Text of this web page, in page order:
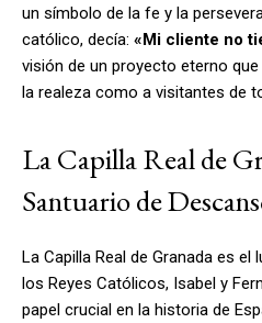
un símbolo de la fe y la
católico, decía: «Mi cliente no
visión de un proyecto eterno
la realeza como a visitantes de
La Capilla Real de
Santuario de
La Capilla Real de Granada es el
los Reyes Católicos, Isabel y
papel crucial en la historia de